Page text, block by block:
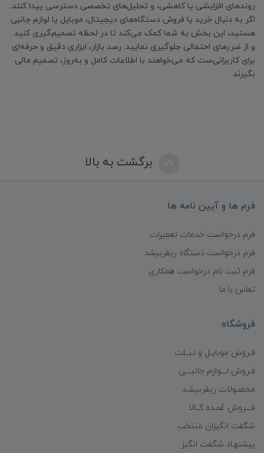
روندهای افزایشی یا کاهشی، و تحلیل‌های تخصصی دسترسی پیدا کنند.
اگر به دنبال خرید یا فروش دستگاه‌های دیجیتال، موبایل یا لوازم جانبی
هستید، این بخش به شما کمک می‌کند تا در لحظه تصمیم‌گیری کنید
و از ضررهای احتمالی جلوگیری نمایید. رصد بازار، ابزاری دقیق و حرفه‌ای
برای کاربرانی‌ست که می‌خواهند با اطلاعات کامل و به‌روز، تصمیم‌ مالی
بگیرند.
برگشت به بالا
فرم ها و آیین نامه ها
فرم درخواست خدمات تعمیرات
فرم درخواست دستگاه ریفربیشد
فرم ثبت نام درخواست همکاری
تماس با ما
فروشگاه
فـروش موبایـل و تبــلت
فـروش لـــوازم جانبـــی
محصـولات ریفربیشـد
فـــروش عُمـده کــالا
شگفت انگیزان منتخب
پیشنهـاد شگفت انگیز